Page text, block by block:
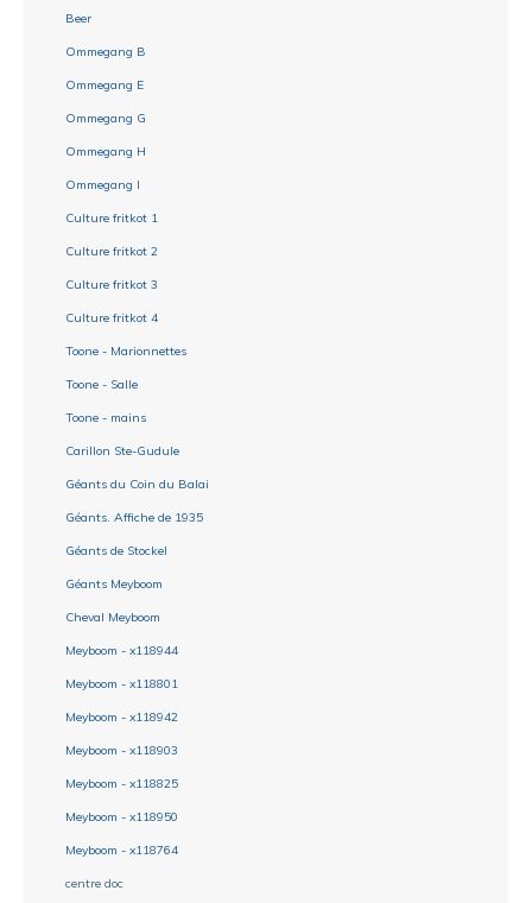
Beer
Ommegang B
Ommegang E
Ommegang G
Ommegang H
Ommegang I
Culture fritkot 1
Culture fritkot 2
Culture fritkot 3
Culture fritkot 4
Toone - Marionnettes
Toone - Salle
Toone - mains
Carillon Ste-Gudule
Géants du Coin du Balai
Géants. Affiche de 1935
Géants de Stockel
Géants Meyboom
Cheval Meyboom
Meyboom - x118944
Meyboom - x118801
Meyboom - x118942
Meyboom - x118903
Meyboom - x118825
Meyboom - x118950
Meyboom - x118764
centre doc